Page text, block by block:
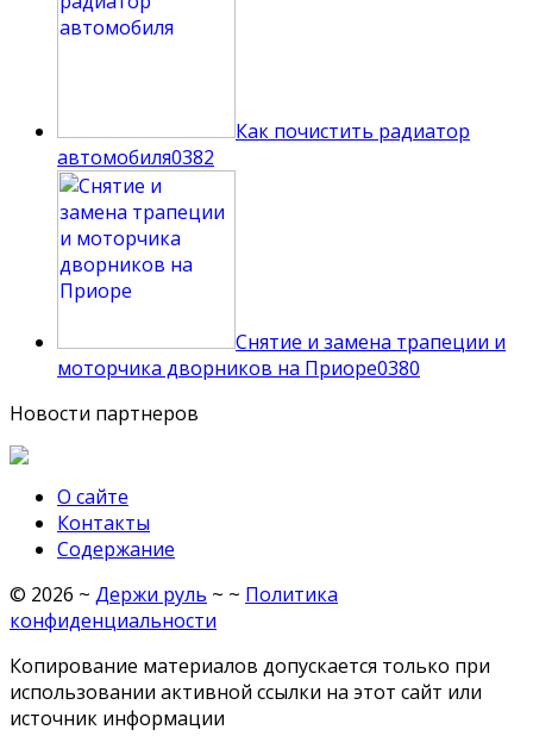
Как почистить радиатор
автомобиля0382
Снятие и замена трапеции и
моторчика дворников на Приоре0380
Новости партнеров
О сайте
Контакты
Содержание
© 2026 ~ Держи руль ~ ~ Политика
конфиденциальности
Копирование материалов допускается только при
использовании активной ссылки на этот сайт или
источник информации